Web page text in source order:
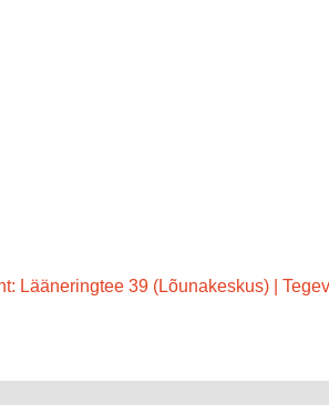
Lääneringtee 39 (Lõunakeskus) |